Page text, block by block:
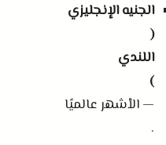
الجنيه الإنجليزي
(
اللندي
)
— الأشهر عالميًا
.